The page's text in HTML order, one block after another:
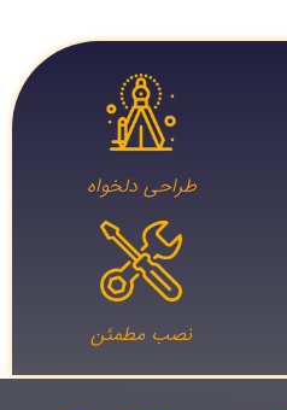
طراحی دلخواه
نصب مطمئن